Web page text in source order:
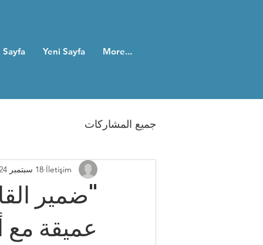
Sayfa Yeni Sayfa More...
جميع المشاركات
"ضمير
عميقة
İletişim 18 سبتمبر 2024